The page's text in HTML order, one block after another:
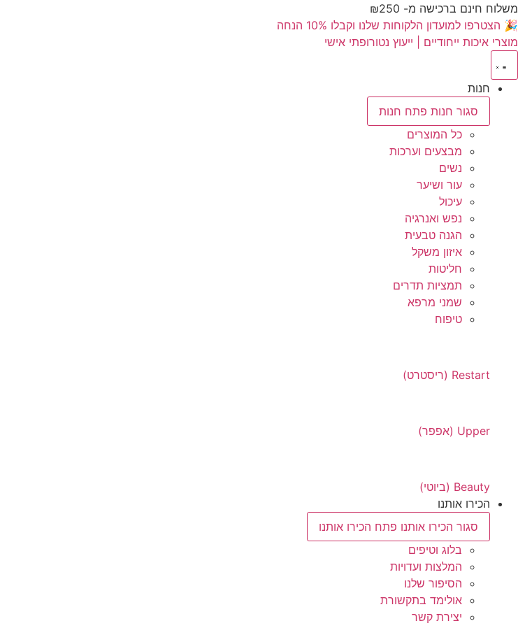
משלוח חינם ברכישה מ- ₪250
🎉 הצטרפו למועדון הלקוחות שלנו וקבלו 10% הנחה
מוצרי איכות ייחודיים | ייעוץ נטורופתי אישי
חנות
סגור חנות פתח חנות
כל המוצרים
מבצעים וערכות
נשים
עור ושיער
עיכול
נפש ואנרגיה
הגנה טבעית
איזון משקל
חליטות
תמציות תדרים
שמני מרפא
טיפוח
Restart (ריסטרט)
Upper (אפפר)
Beauty (ביוטי)
הכירו אותנו
סגור הכירו אותנו פתח הכירו אותנו
בלוג וטיפים
המלצות ועדויות
הסיפור שלנו
אולימד בתקשורת
יצירת קשר